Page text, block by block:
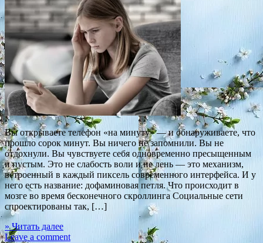
Вы открываете телефон «на минуту» — и обнаруживаете, что
прошло сорок минут. Вы ничего не запомнили. Вы не
отдохнули. Вы чувствуете себя одновременно пресыщенным
и пустым. Это не слабость воли и не лень — это механизм,
встроенный в каждый пиксель современного интерфейса. И у
него есть название: дофаминовая петля. Что происходит в
мозге во время бесконечного скроллинга Социальные сети
спроектированы так, […]
» Читать далее
Leave a comment